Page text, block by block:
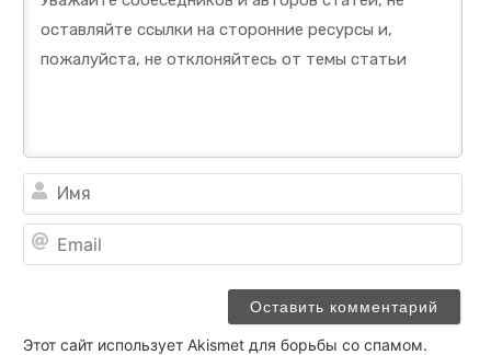
Этот сайт использует Akismet для борьбы со спамом.